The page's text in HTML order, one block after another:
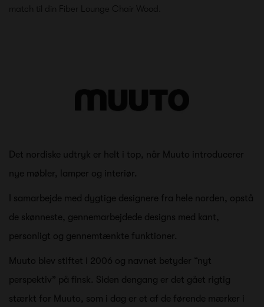
match til din Fiber Lounge Chair Wood
Det nordiske udtryk er helt i top, når Muuto introducerer
nye møbler, lamper og interiør.
I samarbejde med dygtige designere fra hele norden, opstå
de skønneste, gennemarbejdede designs med kant,
personligt og gennemtænkte funktioner.
Muuto blev stiftet i 2006 og navnet betyder “nyt
perspektiv” på finsk. Siden dengang er det gået rigtig
stærkt for Muuto, som i dag er et af de førende mærker i